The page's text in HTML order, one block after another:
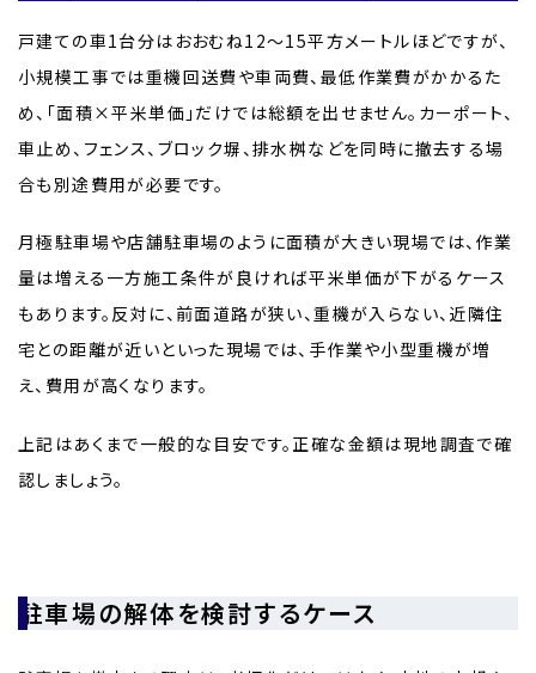
戸建ての車1台分はおおむね12～15平方メートルほどですが、
小規模工事では重機回送費や車両費、最低作業費がかかるた
め、「面積×平米単価」だけでは総額を出せません。カーポート、
車止め、フェンス、ブロック塀、排水桝などを同時に撤去する場
合も別途費用が必要です。
月極駐車場や店舗駐車場のように面積が大きい現場では、作業
量は増える一方施工条件が良ければ平米単価が下がるケース
もあります。反対に、前面道路が狭い、重機が入らない、近隣住
宅との距離が近いといった現場では、手作業や小型重機が増
え、費用が高くなります。
上記はあくまで一般的な目安です。正確な金額は現地調査で確
認しましょう。
駐車場の解体を検討するケース